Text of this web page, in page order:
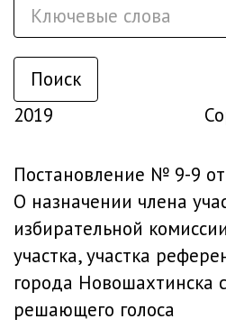
Поиск
2019
Постановление № 9-9 от
О назначении члена
избирательной
участка, участка
города Новошахтинска
решающего голоса